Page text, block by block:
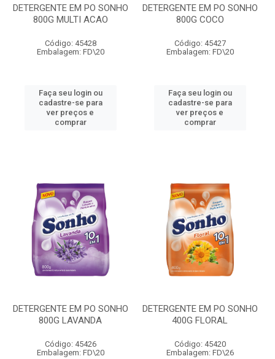
DETERGENTE EM PO SONHO
800G MULTI ACAO
Código: 45428
Embalagem: FD\20
Faça seu login ou
cadastre-se para
ver preços e
comprar
DETERGENTE EM PO SONHO
800G COCO
Código: 45427
Embalagem: FD\20
Faça seu login ou
cadastre-se para
ver preços e
comprar
DETERGENTE EM PO SONHO
800G LAVANDA
Código: 45426
Embalagem: FD\20
DETERGENTE EM PO SONHO
400G FLORAL
Código: 45420
Embalagem: FD\26